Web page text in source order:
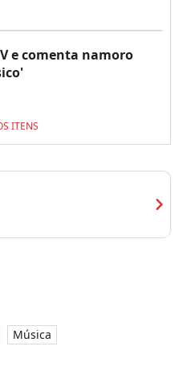
e comenta namoro
ITENS
chevron_right
Música